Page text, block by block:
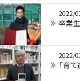
2022/
卒業
2022/
「育